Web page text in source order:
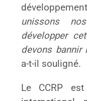
unissons
développer
devons bannir
a-t-il souligné.
Le CCRP